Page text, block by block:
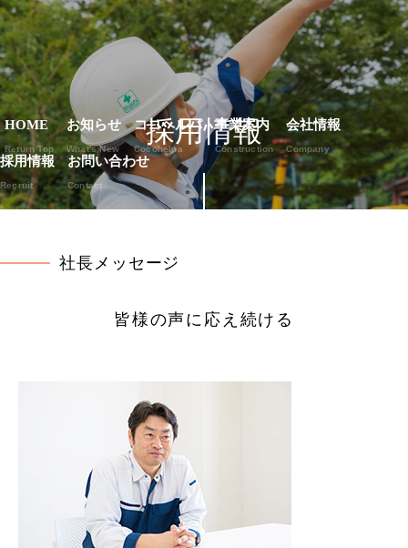
採用情報
HOME
Return Top
お知らせ
What's New
ココヘルパ
Cocohelpa
事業案内
Construction
会社情報
Company
採用情報
Recruit
お問い合わせ
Contact
社長メッセージ
皆様の声に応え続ける